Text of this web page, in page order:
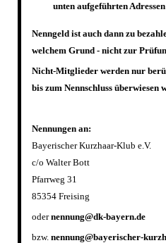
unten aufgeführten
Nenngeld istauch dann zu
welchem Grund - nicht zur
Nicht-Mitglieder werden nur
bis zum Nennschluss überwiesen
Nennungen an:
Bayerischer Kurzhaar-Klub e.V.
c/o Walter Bott
Pfarrweg 31
85354 Freising
odernennung@dk-bayern.de
bzw. nennung@bayerischer-